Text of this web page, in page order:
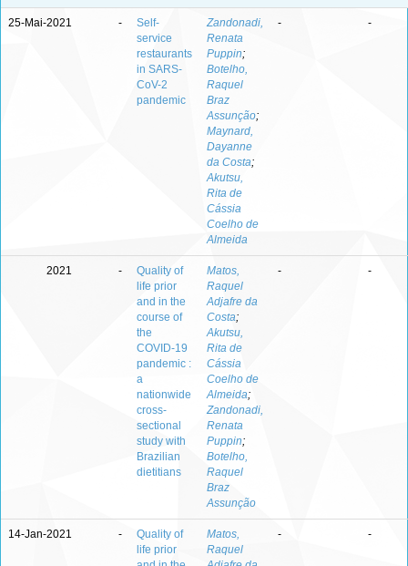
25-Mai-2021 -
Self-
service
restaurants
in SARS-
CoV-2
pandemic
Zandonadi,
Renata
Puppin;
Botelho,
Raquel
Braz
Assunção;
Maynard,
Dayanne
da Costa;
Akutsu,
Rita de
Cássia
Coelho de
Almeida
- -
2021 -
Quality of
life prior
and in the
course of
the
COVID-19
pandemic :
a
nationwide
cross-
sectional
study with
Brazilian
dietitians
Matos,
Raquel
Adjafre da
Costa;
Akutsu,
Rita de
Cássia
Coelho de
Almeida;
Zandonadi,
Renata
Puppin;
Botelho,
Raquel
Braz
Assunção
- -
14-Jan-2021 -
Quality of
life prior
Matos,
Raquel
- -